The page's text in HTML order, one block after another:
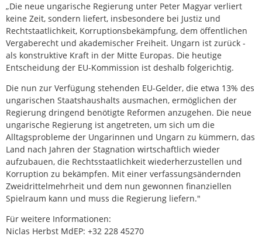
„Die neue ungarische Regierung unter Peter Magyar verliert
keine Zeit, sondern liefert, insbesondere bei Justiz und
Rechtstaatlichkeit, Korruptionsbekämpfung, dem öffentlichen
Vergaberecht und akademischer Freiheit. Ungarn ist zurück -
als konstruktive Kraft in der Mitte Europas. Die heutige
Entscheidung der EU-Kommission ist deshalb folgerichtig.
Die nun zur Verfügung stehenden EU-Gelder, die etwa 13% des
ungarischen Staatshaushalts ausmachen, ermöglichen der
Regierung dringend benötigte Reformen anzugehen. Die neue
ungarische Regierung ist angetreten, um sich um die
Alltagsprobleme der Ungarinnen und Ungarn zu kümmern, das
Land nach Jahren der Stagnation wirtschaftlich wieder
aufzubauen, die Rechtsstaatlichkeit wiederherzustellen und
Korruption zu bekämpfen. Mit einer verfassungsändernden
Zweidrittelmehrheit und dem nun gewonnen finanziellen
Spielraum kann und muss die Regierung liefern."
Für weitere Informationen:
Niclas Herbst MdEP: +32 228 45270